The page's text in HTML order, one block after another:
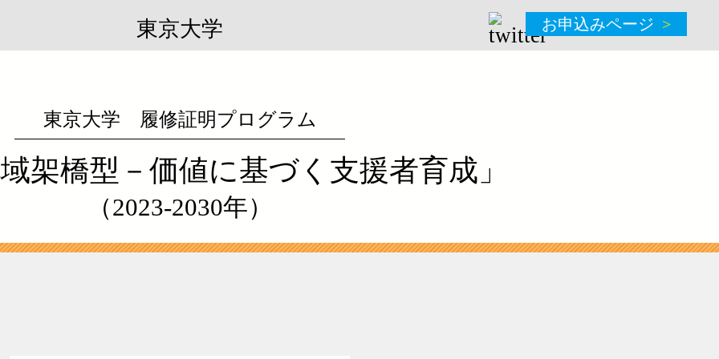
東京大学 お申込みページ
東京大学 履修証明プログラム
架橋型－ 価値に基づく支援者育成」
（2023-2030年）